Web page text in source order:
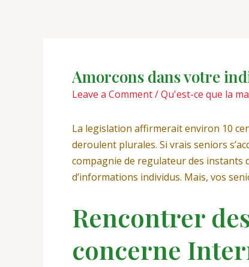
Amorcons dans votre
Leave a Comment/Qu'est-ce que la
La legislation affirmerait environ 10
deroulent plurales. Si vrais seniors
compagnie de regulateur des instants
d’informations individus. Mais, vos
Rencontrer
concerne